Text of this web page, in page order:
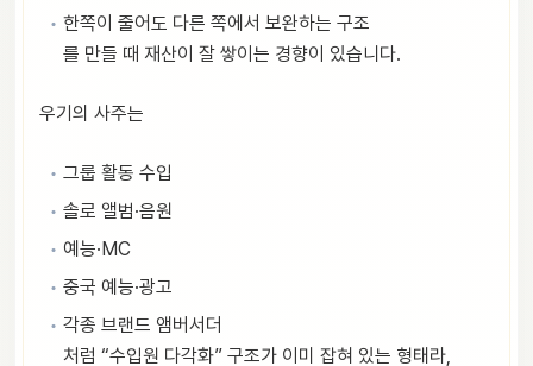
한쪽이 줄어도 다른 쪽에서 보완하는 구조
를 만들 때 재산이 잘 쌓이는 경향이 있습니다.
우기의 사주는
그룹 활동 수입
솔로 앨범·음원
예능·MC
중국 예능·광고
각종 브랜드 앰버서더
처럼 “수입원 다각화” 구조가 이미 잡혀 있는 형태라,